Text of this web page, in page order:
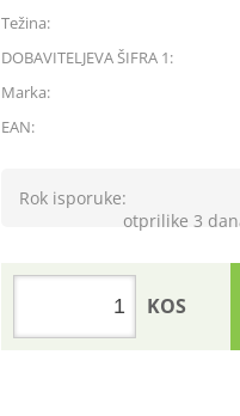
Težina:
DOBAVITELJEVA ŠIFRA 1:
Marka:
EAN:
Rok isporuke:
otprilike 3
KOS